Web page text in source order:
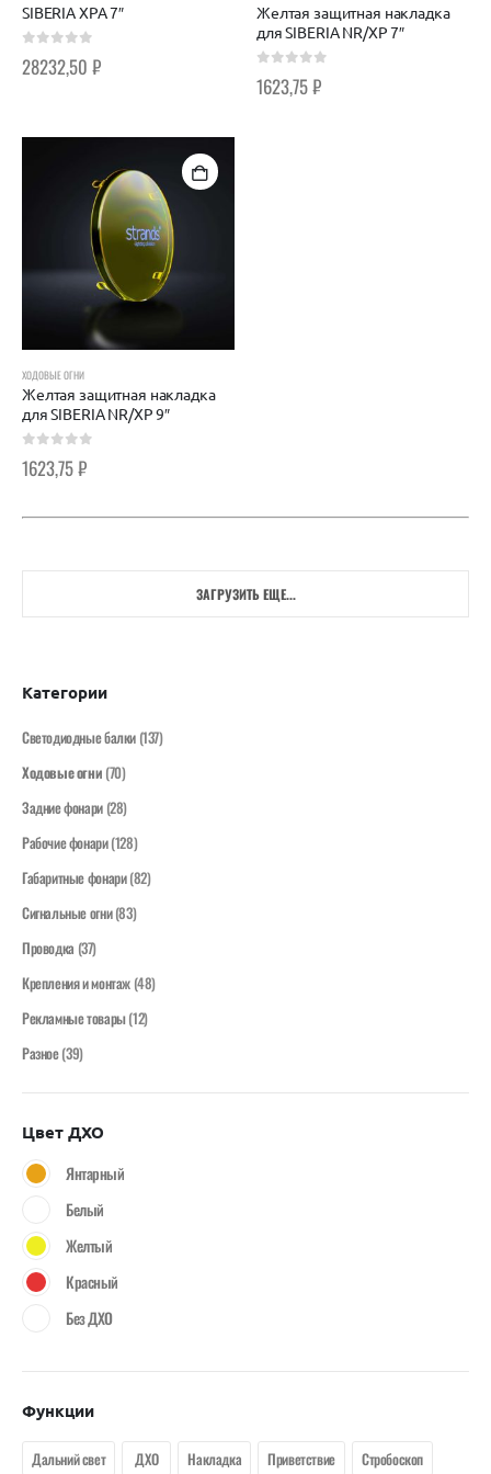
SIBERIA XPA 7″
28232,50 ₽
Желтая защитная накладка
для SIBERIA NR/XP 7″
1623,75₽
ХОДОВЫЕ ОГНИ
Желтая защитная накладка
для SIBERIA NR/XP 9″
1623,75₽
ЗАГРУЗИТЬ ЕЩЕ...
Категории
Светодиодные балки (137)
Ходовые огни (70)
Задние фонари (28)
Рабочие фонари(128)
Габаритные фонари(82)
Сигнальные огни(83)
Проводка (37)
Крепления и монтаж (48)
Рекламные товары(12)
Разное(39)
Цвет ДХО
Янтарный
Белый
Желтый
Красный
Без ДХО
Функции
Дальний свет ДХО Накладка Приветствие Стробоскоп